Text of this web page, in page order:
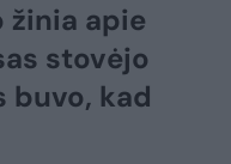
žinia apie
stovėjo
buvo, kad